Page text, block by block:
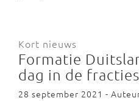
Kort nieuws
Formatie
dag in de fracties
28 september 2021 -